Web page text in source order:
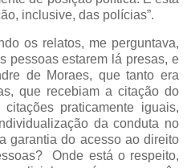
inclusive, das polícias”.
os relatos, me perguntava,
pessoas estarem lá presas, e
de Moraes, que tanto era
que recebiam a citação do
praticamente iguais,
da conduta no
garantia do acesso ao direito
Onde está o respeito,